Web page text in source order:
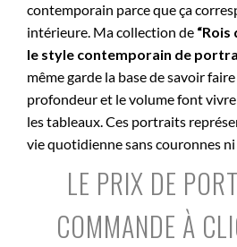
contemporain parce que ça
intérieure. Ma collection de “Rois
le style contemporain de
même garde la base de savoir
profondeur et le volume font
les tableaux. Ces portraits
vie quotidienne sans couronnes
LE PRIX DE
COMMANDE À